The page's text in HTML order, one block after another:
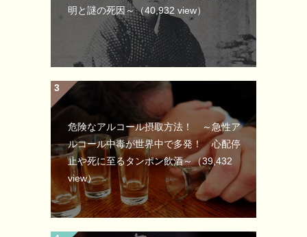
明と謎の死因～（40,932 view）
危険なアルコール摂取方法！ ～急性ア
ルコール中毒が世界中で多発！ 心配停
止や死に至るタンポン飲酒～（39,432
view）